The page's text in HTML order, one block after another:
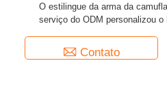
O estilingue da arma da
serviço do ODM personalizou o
Contato